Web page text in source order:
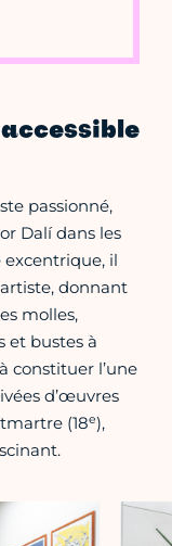
passionné,
Dalí dans les
excentrique, il
donnant
molles,
et bustes à
constituer l’une
d’œuvres
(18e),